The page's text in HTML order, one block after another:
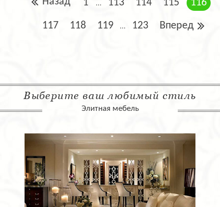
1 ... 113 114 115 116
117 118 119 ... 123 Вперед
Выберите ваш любимый стиль
Элитная мебель